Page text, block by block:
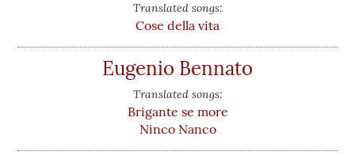
Translated songs:
Cose della vita
Eugenio Bennato
Translated songs:
Brigante se more
Ninco Nanco